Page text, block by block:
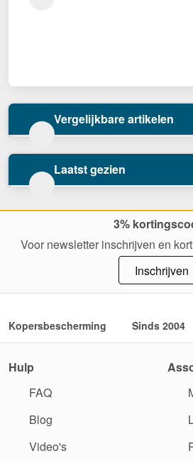
Vergelijkbare artikelen
Laatst gezien
3%
Voor newsletter inschrijven en
Inschrijven
Kopersbescherming Sinds 2004
Hulp
FAQ
Blog
Video's